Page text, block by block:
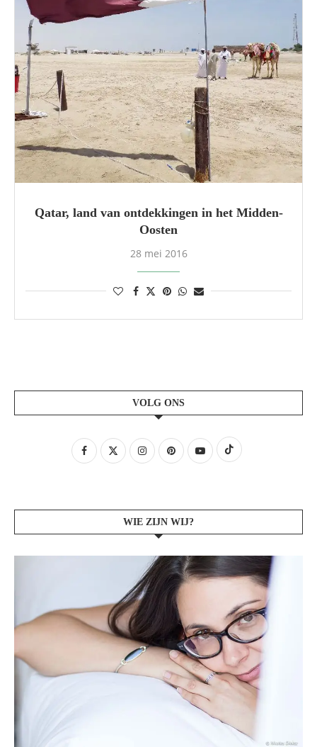
Qatar, land van ontdekkingen in het Midden-
Oosten
28 mei 2016
VOLG ONS
WIE ZIJN WIJ?